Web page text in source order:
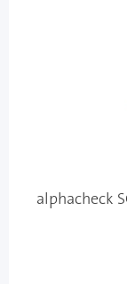
alphacheck